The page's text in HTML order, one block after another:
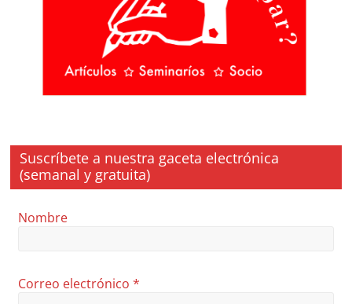
Suscríbete a nuestra gaceta electrónica
(semanal y gratuita)
Nombre
Correo electrónico*